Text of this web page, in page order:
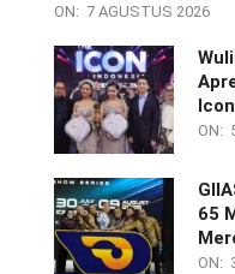
ON: 7 AGUSTUS 2026
ON:
65
ON: